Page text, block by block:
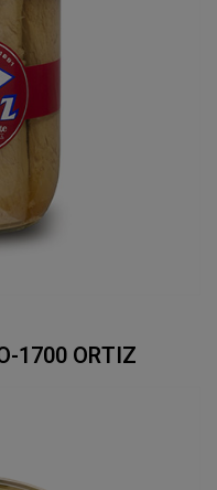
1700 ORTIZ